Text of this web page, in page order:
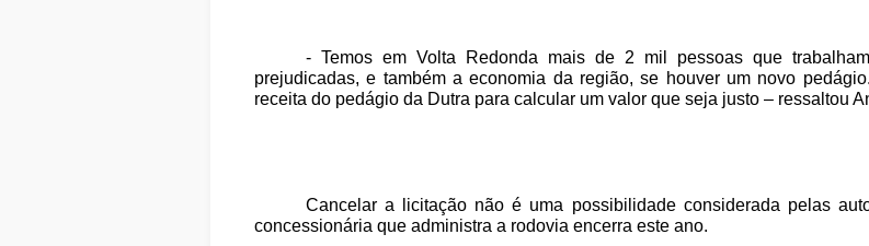
- Temos em Volta Redonda mais de 2 mil pessoas que
prejudicadas, e também a economia da região, se houver um novo
receita do pedágio da Dutra para calcular um valor que seja justo – ressaltou
Cancelar a licitação não é uma possibilidade considerada pelas
concessionária que administra a rodovia encerra este ano.